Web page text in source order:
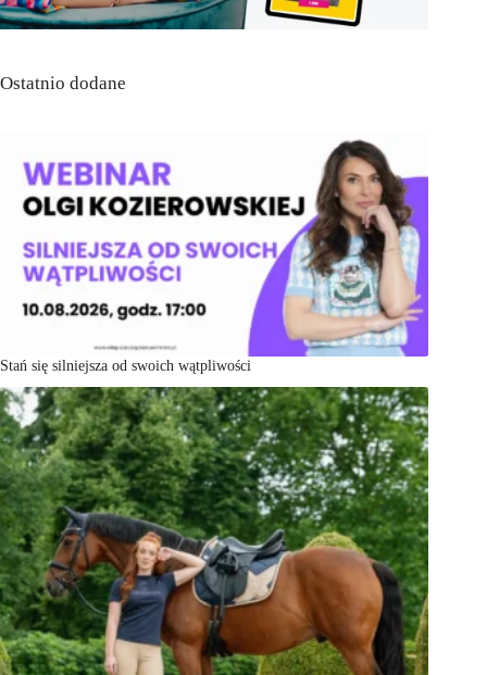
Ostatnio dodane
Stań się silniejsza od swoich wątpliwości